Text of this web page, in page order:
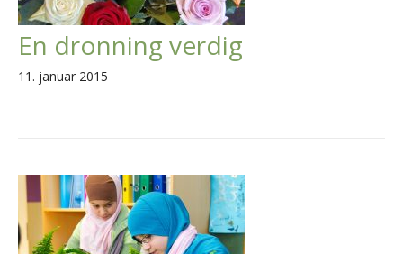
En dronning verdig
11. januar 2015